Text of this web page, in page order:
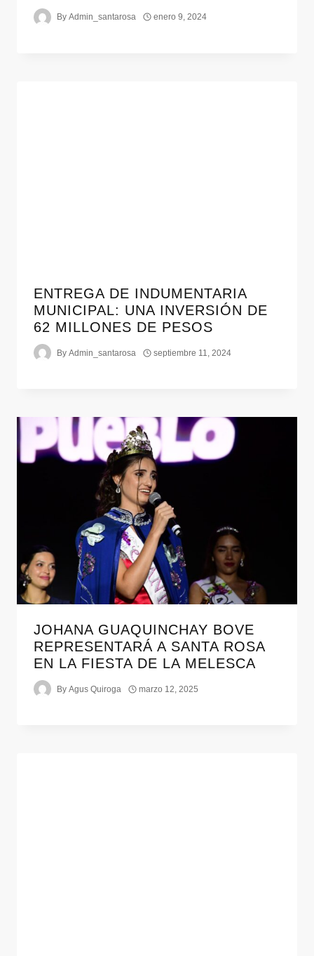
By Admin_santarosa enero 9, 2024
ENTREGA DE INDUMENTARIA
MUNICIPAL: UNA INVERSIÓN DE
62 MILLONES DE PESOS
By Admin_santarosa septiembre 11, 2024
JOHANA GUAQUINCHAY BOVE
REPRESENTARÁ A SANTA ROSA
EN LA FIESTA DE LA MELESCA
By Agus Quiroga marzo 12, 2025